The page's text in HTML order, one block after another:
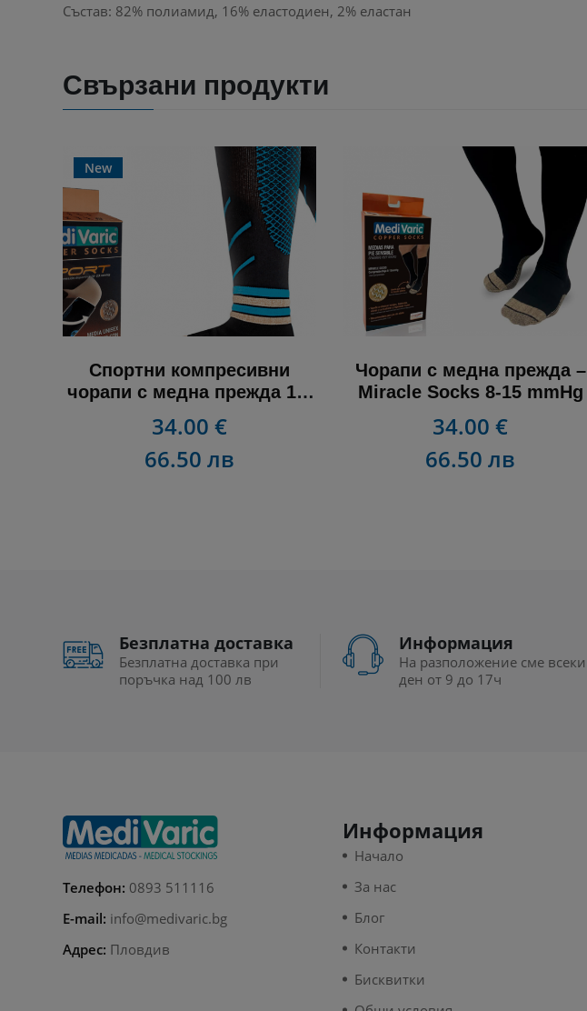
Състав: 82% полиамид, 16% еластодиен, 2% еластан
Свързани продукти
New
Спортни компресивни
чорапи с медна прежда 18-
34.00 €
66.50 лв
Чорапи с медна прежда –
Miracle Socks 8-15 mmHg
34.00 €
66.50 лв
Безплатна доставка
Безплатна доставка при
поръчка над 100 лв
Информация
На разположение сме всеки
ден от 9 до 17ч
Телефон: 0893 511116
E-mail: info@medivaric.bg
Адрес: Пловдив
Информация
Начало
За нас
Блог
Контакти
Бисквитки